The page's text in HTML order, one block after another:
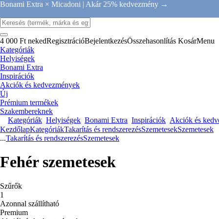
Bonami Extra × Micadoni | Akár 25% kedvezmény →
4 000 Ft nekedRegisztrációBejelentkezésÖsszehasonlítás KosárMenu
Kategóriák
Helyiségek
Bonami Extra
Inspirációk
Akciók és kedvezmények
Új
Prémium termékek
Szakembereknek
Kategóriák Helyiségek Bonami Extra Inspirációk Akciók és
KezdőlapKategóriákTakarítás és rendszerezésSzemetesekSzemetesek
...Takarítás és rendszerezésSzemetesek
Fehér szemetesek
Szűrők
1
Azonnal szállítható
Premium